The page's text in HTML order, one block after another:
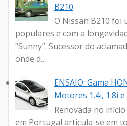
B210
O Nissan B210 foi
populares e com a
“Sunny”. Sucessor do
onde d...
ENSAIO: Gama
Motores 1.4i, 1.8i e
Renovada no
em Portugal articula-se em